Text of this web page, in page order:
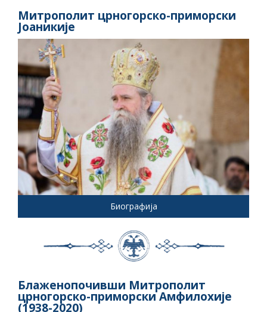
Митрополит црногорско-приморски
Јоаникије
Биографија
Блаженопочивши Митрополит
црногорско-приморски Амфилохије
(1938-2020)